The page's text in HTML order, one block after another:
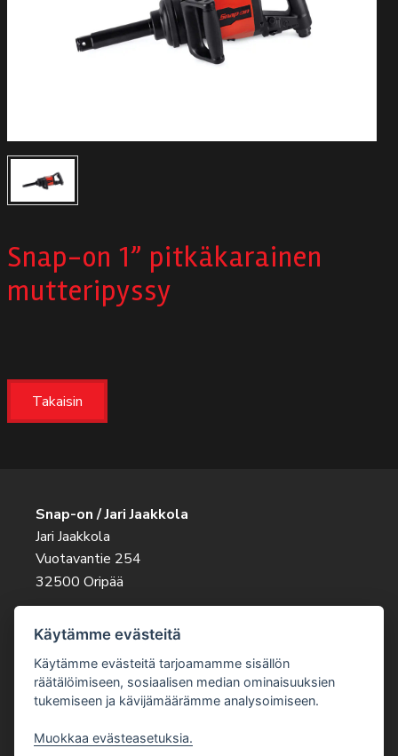
Yritys
Snap-on 1” pitkäkarainen
mutteripyssy
Takaisin
Snap-on / Jari Jaakkola
Jari Jaakkola
Vuotavantie 254
32500 Oripää
045 263 9343
jari.jaakkola@snapon.fi
Käytämme evästeitä
Käytämme evästeitä tarjoamamme sisällön
räätälöimiseen, sosiaalisen median ominaisuuksien
tukemiseen ja kävijämäärämme analysoimiseen.
Muokkaa evästeasetuksia.